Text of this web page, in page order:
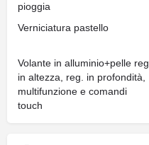
pioggia
Verniciatura pastello
Volante in alluminio+pelle reg.
in altezza, reg. in profondità,
multifunzione e comandi
touch